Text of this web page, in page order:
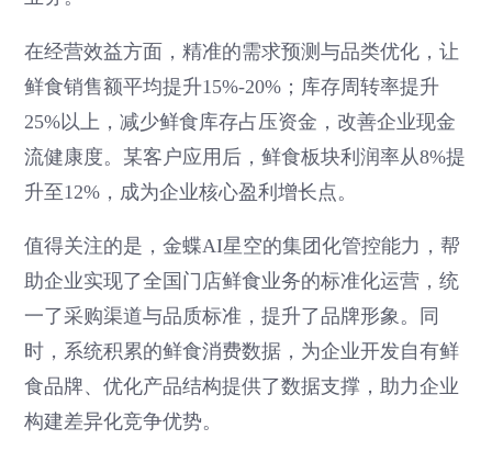
在经营效益方面，精准的需求预测与品类优化，让
鲜食销售额平均提升15%-20%；库存周转率提升
25%以上，减少鲜食库存占压资金，改善企业现金
流健康度。某客户应用后，鲜食板块利润率从8%提
升至12%，成为企业核心盈利增长点。
值得关注的是，金蝶AI星空的集团化管控能力，帮
助企业实现了全国门店鲜食业务的标准化运营，统
一了采购渠道与品质标准，提升了品牌形象。同
时，系统积累的鲜食消费数据，为企业开发自有鲜
食品牌、优化产品结构提供了数据支撑，助力企业
构建差异化竞争优势。